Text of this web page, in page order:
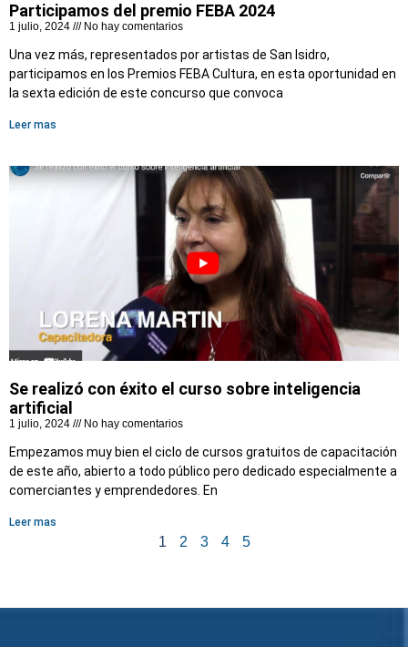
Participamos del premio FEBA 2024
1 julio, 2024 No hay comentarios
Una vez más, representados por artistas de San Isidro,
participamos en los Premios FEBA Cultura, en esta oportunidad en
la sexta edición de este concurso que convoca
Leer mas
Se realizó con éxito el curso sobre inteligencia
artificial
1 julio, 2024 No hay comentarios
Empezamos muy bien el ciclo de cursos gratuitos de capacitación
de este año, abierto a todo público pero dedicado especialmente a
comerciantes y emprendedores. En
Leer mas
1 2 3 4 5